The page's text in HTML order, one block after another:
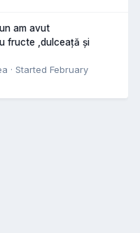
am avut
fructe ,dulceață și
· Started February